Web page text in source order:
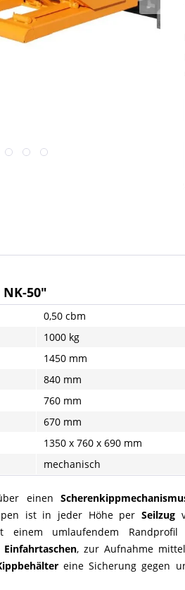
50"
0,50 cbm
1000 kg
1450 mm
840 mm
760 mm
670 mm
1350 x 760 x 690 mm
mechanisch
einen
ist in jeder Höhe perSeilzug
einem umlaufendem Randprofil
Einfahrtaschen, zur Aufnahme
eine Sicherung gegen